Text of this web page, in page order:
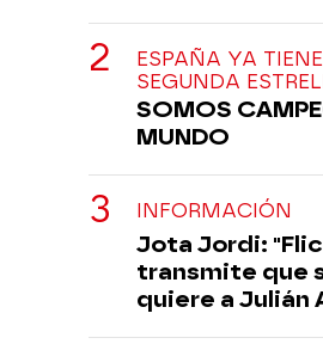
ESPAÑA YA
SEGUNDA
SOMOS
MUNDO
INFORMACIÓN
Jota Jordi:
transmite que
quiere a Julián